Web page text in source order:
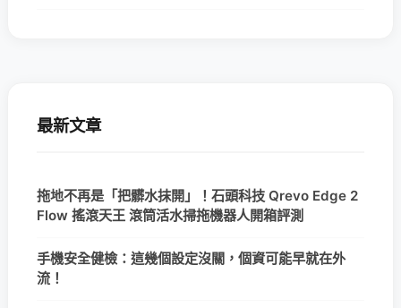
最新文章
拖地不再是「把髒水抹開」！石頭科技 Qrevo Edge 2
Flow 搖滾天王 滾筒活水掃拖機器人開箱評測
手機安全健檢：這幾個設定沒關，個資可能早就在外
流！